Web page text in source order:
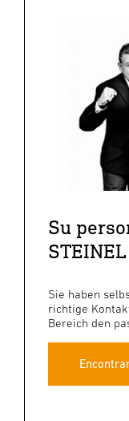
Su
STEINEL
Sie haben
richtige
Bereich den